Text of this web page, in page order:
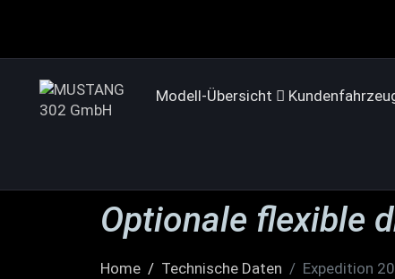
Modell-Übersicht
Optionale flexible
Home Technische Daten Expedition